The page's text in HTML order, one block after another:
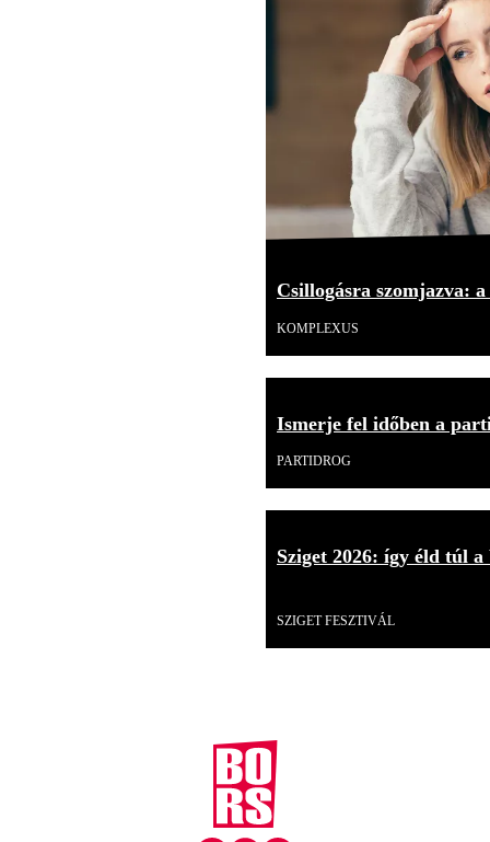
Csillogásra szomjazva:
KOMPLEXUS
Ismerje fel időben a
PARTIDROG
Sziget 2026: így éld túl
SZIGET FESZTIVÁL